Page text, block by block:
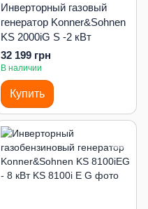
Инверторный газовый
генератор Konner&Sohnen
KS 2000iG S -2 кВт
32 199 грн
В наличии
Купить